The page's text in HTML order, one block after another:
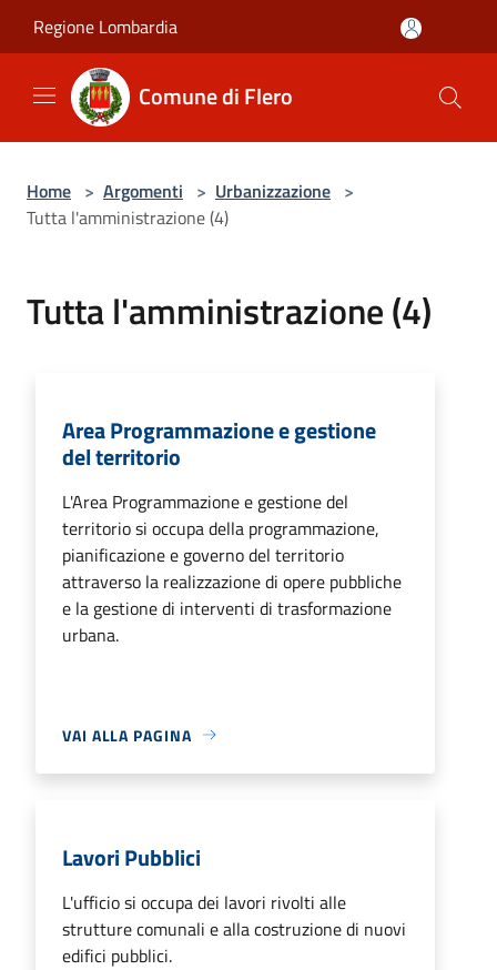
Regione Lombardia
Comune di Flero
Home > Argomenti > Urbanizzazione >
Tutta l'amministrazione (4)
Tutta l'amministrazione (4)
Area Programmazione e gestione
del territorio
L'Area Programmazione e gestione del
territorio si occupa della programmazione,
pianificazione e governo del territorio
attraverso la realizzazione di opere pubbliche
e la gestione di interventi di trasformazione
urbana.
VAI ALLA PAGINA
Lavori Pubblici
L'ufficio si occupa dei lavori rivolti alle
strutture comunali e alla costruzione di nuovi
edifici pubblici.